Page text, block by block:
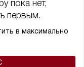
пока нет,
первым.
в максимально